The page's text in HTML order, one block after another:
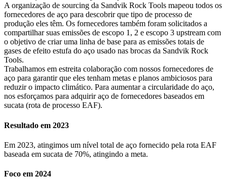
A organização de sourcing da Sandvik Rock Tools mapeou todos os
fornecedores de aço para descobrir que tipo de processo de
produção eles têm. Os fornecedores também foram solicitados a
compartilhar suas emissões de escopo 1, 2 e escopo 3 upstream com
o objetivo de criar uma linha de base para as emissões totais de
gases de efeito estufa do aço usado nas brocas da Sandvik Rock
Tools.
Trabalhamos em estreita colaboração com nossos fornecedores de
aço para garantir que eles tenham metas e planos ambiciosos para
reduzir o impacto climático. Para aumentar a circularidade do aço,
nos esforçamos para adquirir aço de fornecedores baseados em
sucata (rota de processo EAF).
Resultado em 2023
Em 2023, atingimos um nível total de aço fornecido pela rota EAF
baseada em sucata de 70%, atingindo a meta.
Foco em 2024